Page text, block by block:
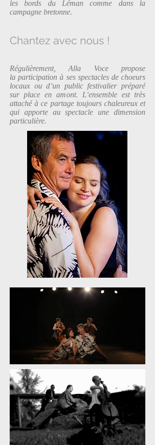
les bords du Léman comme dans la
campagne bretonne.
Chantez avec nous !
Régulièrement, Alla Voce propose
la participation à ses spectacles de choeurs
locaux ou d’un public festivalier préparé
sur place en amont. L’ensemble est très
attaché à ce partage toujours chaleureux et
qui apporte au spectacle une dimension
particulière.